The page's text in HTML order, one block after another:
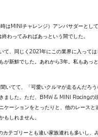
はMINIチャレンジ）アンバサダーとし
わってみればあっという間でした。
て、同じく2021年にこの業界に入って
が新鮮でした。あれから3年。私もあっ
いてて、「可愛いクルマが走るんだろ
ました。ただ、BMW & MINI Racingの
ケーションをとったりと、他のレースと
しれません。
カテゴリーとも違い家族連れも多いし、